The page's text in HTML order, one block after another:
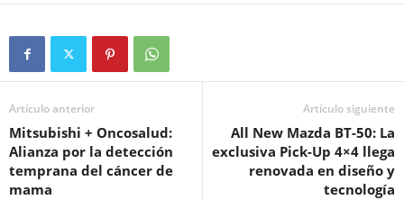
Artículo anterior
Mitsubishi + Oncosalud:
Alianza por la detección
temprana del cáncer de
mama
Artículo siguiente
All New Mazda BT-50: La
exclusiva Pick-Up 4×4 llega
renovada en diseño y
tecnología